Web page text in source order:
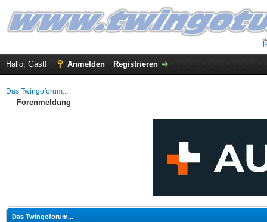
Hallo, Gast! Anmelden Registrieren
Das Twingoforum...
Forenmeldung
Das Twingoforum...